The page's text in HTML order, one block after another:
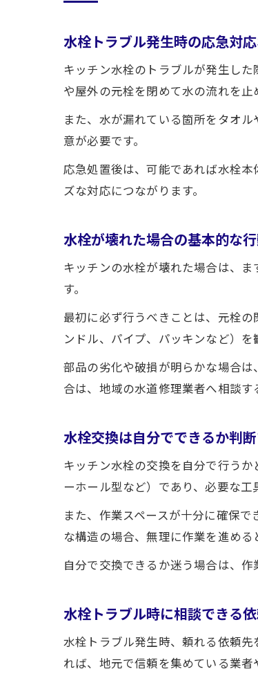
水栓トラブル発生時の応急対
キッチン水栓のトラブルが発生し
や屋外の元栓を閉めて水の流れを止
また、水が漏れている箇所をタオ
意が必要です。
応急処置後は、可能であれば水栓
ズな対応につながります。
水栓が壊れた場合の基本的な
キッチンの水栓が壊れた場合は、
す。
最初に必ず行うべきことは、元栓
ンドル、パイプ、パッキンなど）
部品の劣化や破損が明らかな場合
合は、地域の水道修理業者へ相談す
水栓交換は自分でできるか判
キッチン水栓の交換を自分で行う
ーホール型など）であり、必要な工
また、作業スペースが十分に確保
な構造の場合、無理に作業を進める
自分で交換できるか迷う場合は、
水栓トラブル時に相談できる
水栓トラブル発生時、頼れる依頼
れば、地元で信頼を集めている業者